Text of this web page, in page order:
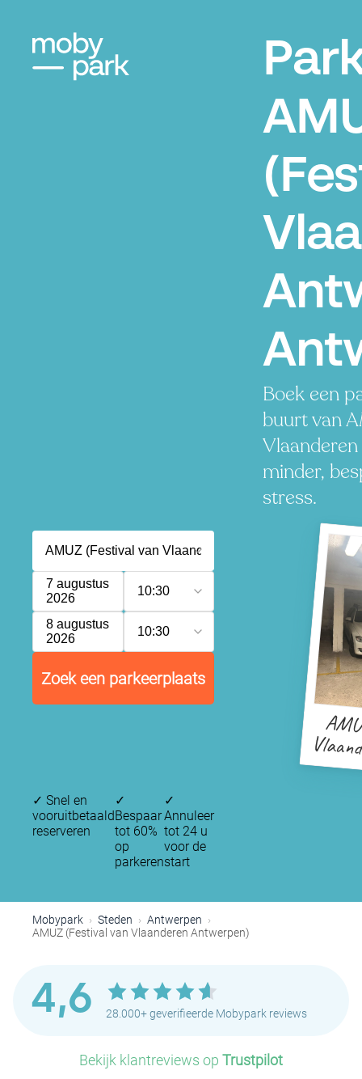
Boek een
buurt van
minder,
stress.
7 augustus
2026
10:30
8 augustus
2026
10:30
Zoek een parkeerplaats
✓ Snel en
vooruitbetaald
reserveren
✓
Bespaar
tot 60%
op
parkeren
✓
Annuleer
tot 24 u
voor de
start
Mobypark Steden
Antwerpen
AMUZ (Festival van Vlaanderen Antwerpen)
4,6 28.000+ geverifieerde Mobypark reviews
Bekijk klantreviews op Trustpilot